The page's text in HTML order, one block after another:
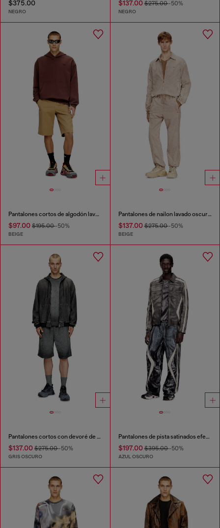
$375.00
NEGRO
$137.00$275.00-50%
NEGRO
Pantalones cortos de algodón lavado oscuro
$97.00 $195.00-50%
BEIGE
Pantalones de nailon lavado oscuro con bandas laterales
$137.00$275.00-50%
BEIGE
Pantalones cortos con devoré de fénix
$137.00 $275.00-50%
GRIS OSCURO
Pantalones de pista satinados efecto trompe l'oeil estilo biker
$197.00$395.00-50%
AZUL OSCURO